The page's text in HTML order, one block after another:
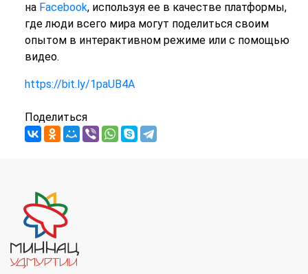
на Facebook, используя ее в качестве платформы,
где люди всего мира могут поделиться своим
опытом в интерактивном режиме или с помощью
видео.
https://bit.ly/1paUB4A
Поделиться